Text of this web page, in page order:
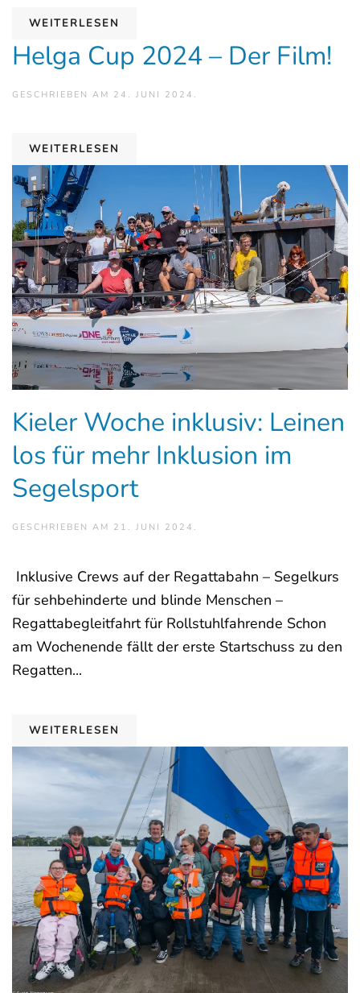
WEITERLESEN
Helga Cup 2024 – Der Film!
GESCHRIEBEN AM 24. JUNI 2024 .
WEITERLESEN
Kieler Woche inklusiv: Leinen
los für mehr Inklusion im
Segelsport
GESCHRIEBEN AM 21. JUNI 2024 .
Inklusive Crews auf der Regattabahn – Segelkurs
für sehbehinderte und blinde Menschen –
Regattabegleitfahrt für Rollstuhlfahrende Schon
am Wochenende fällt der erste Startschuss zu den
Regatten...
WEITERLESEN